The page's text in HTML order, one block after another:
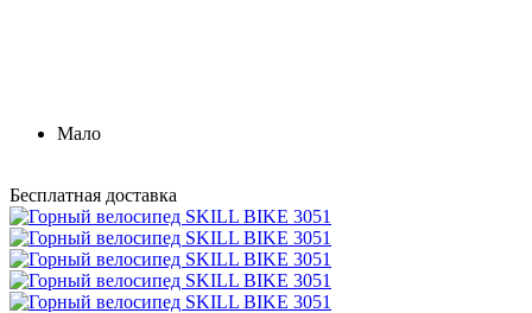
Мало
Бесплатная доставка